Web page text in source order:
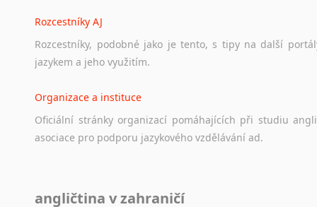
Rozcestníky AJ
Rozcestníky, podobné jako je tento, s tipy na další
jazykem a jeho využitím.
Organizace a instituce
Oficiální stránky organizací pomáhajících při studiu
asociace pro podporu jazykového vzdělávání ad.
Ať už se jedná o česká diskusní
angličtina v zahraničí